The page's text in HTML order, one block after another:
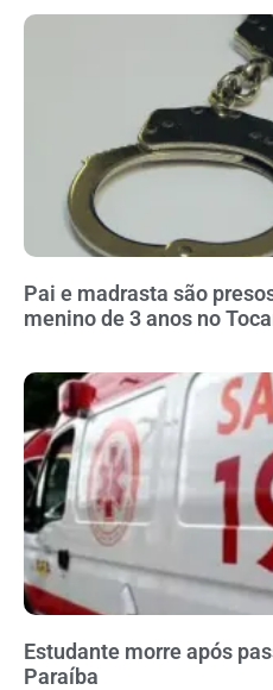
Pai e madrasta são
menino de 3 anos no
Estudante morre após
Paraíba